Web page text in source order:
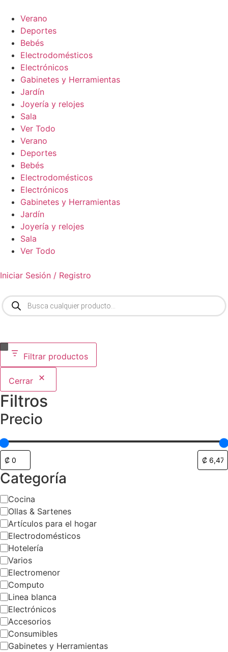
Verano
Deportes
Bebés
Electrodomésticos
Electrónicos
Gabinetes y Herramientas
Jardín
Joyería y relojes
Sala
Ver Todo
Verano
Deportes
Bebés
Electrodomésticos
Electrónicos
Gabinetes y Herramientas
Jardín
Joyería y relojes
Sala
Ver Todo
Iniciar Sesión / Registro
Filtrar productos
Cerrar
Filtros
Precio
Categoría
Cocina
Ollas & Sartenes
Artículos para el hogar
Electrodomésticos
Hotelería
Varios
Electromenor
Computo
Linea blanca
Electrónicos
Accesorios
Consumibles
Gabinetes y Herramientas